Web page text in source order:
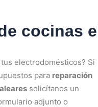
cocinas
electrodomésticos? Si
para reparación
solicítanos un
adjunto o